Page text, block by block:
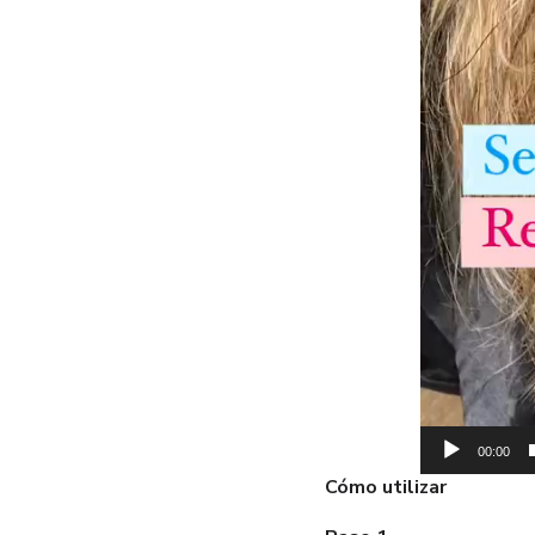
00:00
Cómo utilizar